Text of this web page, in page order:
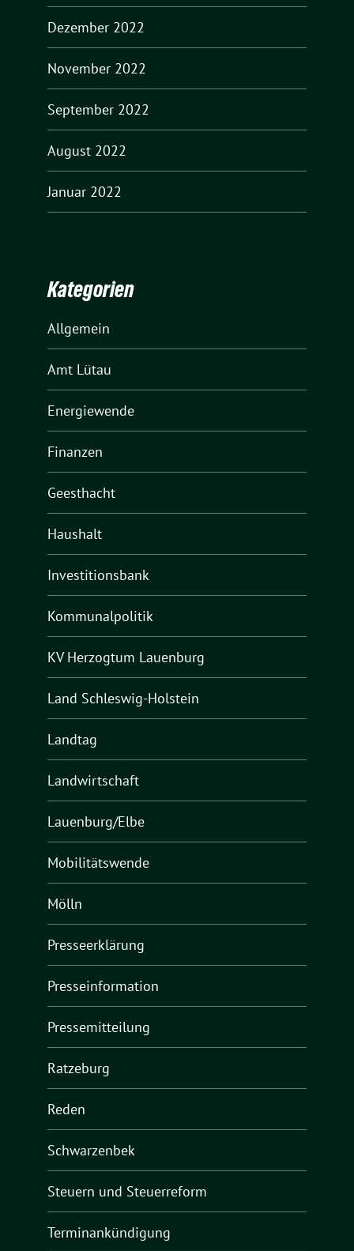
Dezember 2022
November 2022
September 2022
August 2022
Januar 2022
Kategorien
Allgemein
Amt Lütau
Energiewende
Finanzen
Geesthacht
Haushalt
Investitionsbank
Kommunalpolitik
KV Herzogtum Lauenburg
Land Schleswig-Holstein
Landtag
Landwirtschaft
Lauenburg/Elbe
Mobilitätswende
Mölln
Presseerklärung
Presseinformation
Pressemitteilung
Ratzeburg
Reden
Schwarzenbek
Steuern und Steuerreform
Terminankündigung